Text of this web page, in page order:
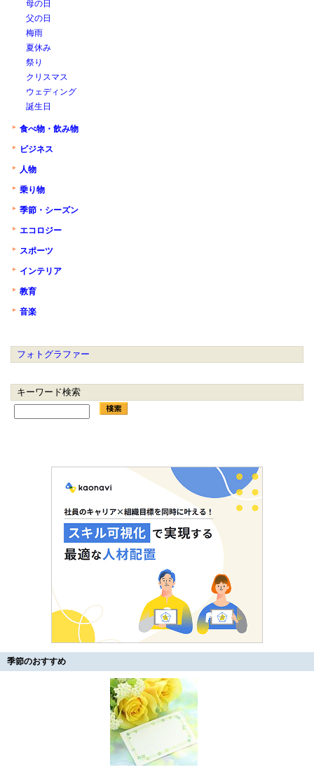
母の日
父の日
梅雨
夏休み
祭り
クリスマス
ウェディング
誕生日
食べ物・飲み物
ビジネス
人物
乗り物
季節・シーズン
エコロジー
スポーツ
インテリア
教育
音楽
フォトグラファー
キーワード検索
季節のおすすめ